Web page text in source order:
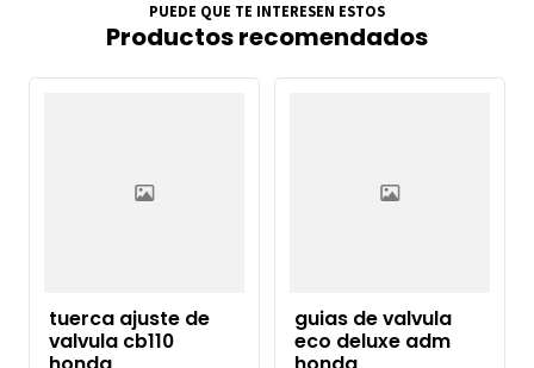
PUEDE QUE TE INTERESEN ESTOS
Productos recomendados
tuerca ajuste de
valvula cb110
guias de valvula
eco deluxe adm